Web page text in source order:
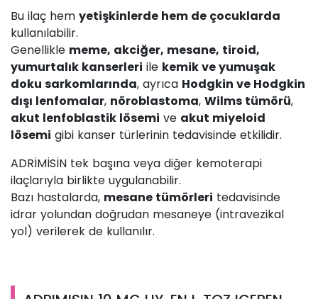
Bu ilaç hem yetişkinlerde hem de çocuklarda
kullanılabilir.
Genellikle meme, akciğer, mesane, tiroid,
yumurtalık kanserleri ile kemik ve yumuşak
doku sarkomlarında, ayrıca Hodgkin ve Hodgkin
dışı lenfomalar, nöroblastoma, Wilms tümörü,
akut lenfoblastik lösemi ve akut miyeloid
lösemi gibi kanser türlerinin tedavisinde etkilidir.
ADRİMİSİN tek başına veya diğer kemoterapi
ilaçlarıyla birlikte uygulanabilir.
Bazı hastalarda, mesane tümörleri tedavisinde
idrar yolundan doğrudan mesaneye (intravezikal
yol) verilerek de kullanılır.